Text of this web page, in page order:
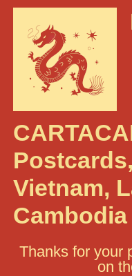
Vietnam,
Cambodia
Thanks for your
on